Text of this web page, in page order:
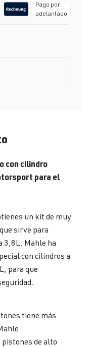
Pago por
adelantado
con cilindro
para el
un kit de muy
sirve para
3,8L. Mahle ha
con cilindros a
para que
tiene más
de alto